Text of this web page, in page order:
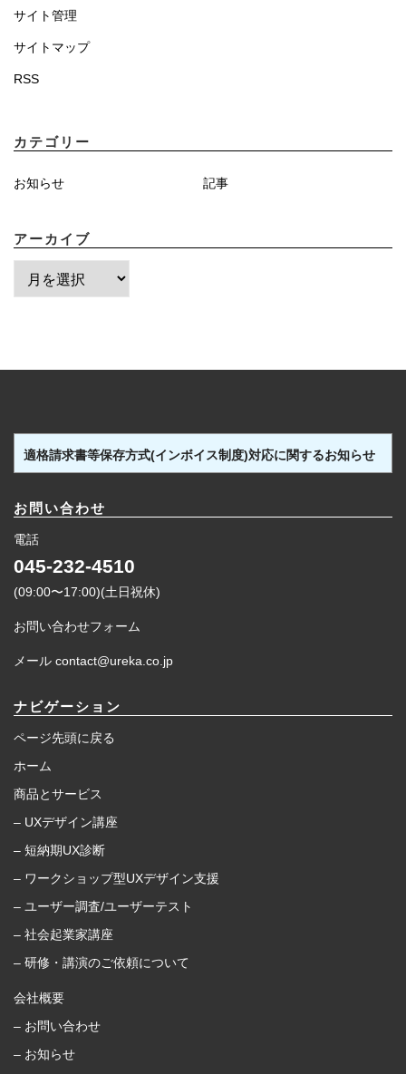
サイト管理
サイトマップ
RSS
カテゴリー
お知らせ 記事
アーカイブ
ー
ブ
適格請求書等保存方式(インボイス制度)対応に関するお知らせ
お問い合わせ
電話
045-232-4510
(09:00〜17:00)(土日祝休)
お問い合わせフォーム
メール contact@ureka.co.jp
ナビゲーション
ページ先頭に戻る
ホーム
商品とサービス
– UXデザイン講座
– 短納期UX診断
– ワークショップ型UXデザイン支援
– ユーザー調査/ユーザーテスト
– 社会起業家講座
– 研修・講演のご依頼について
会社概要
– お問い合わせ
– お知らせ